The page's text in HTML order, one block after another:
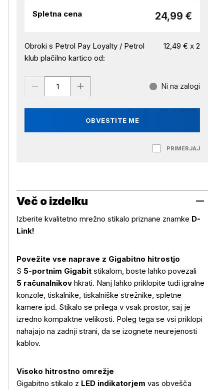
Spletna cena 24,99 €
Obroki s Petrol Pay Loyalty / Petrol
klub plačilno kartico od:
12,49 € x 2
OBVESTITE ME
Ni na zalogi
PRIMERJAJ
Več o izdelku
Izberite kvalitetno mrežno stikalo priznane znamke D-
Link!
Povežite vse naprave z Gigabitno hitrostjo
S 5-portnim Gigabit stikalom, boste lahko povezali
5 računalnikov hkrati. Nanj lahko priklopite tudi igralne
konzole, tiskalnike, tiskalniške strežnike, spletne
kamere ipd. Stikalo se prilega v vsak prostor, saj je
izredno kompaktne velikosti. Poleg tega se vsi priklopi
nahajajo na zadnji strani, da se izognete neurejenosti
kablov.
Visoko hitrostno omrežje
Gigabitno stikalo z LED indikatorjem vas obvešča